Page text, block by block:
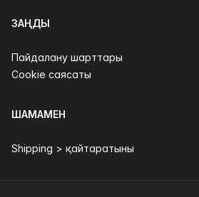
ЗАҢДЫ
Пайдалану шарттары
Cookie саясаты
ШАМАМЕН
Shipping > қайтаратыны